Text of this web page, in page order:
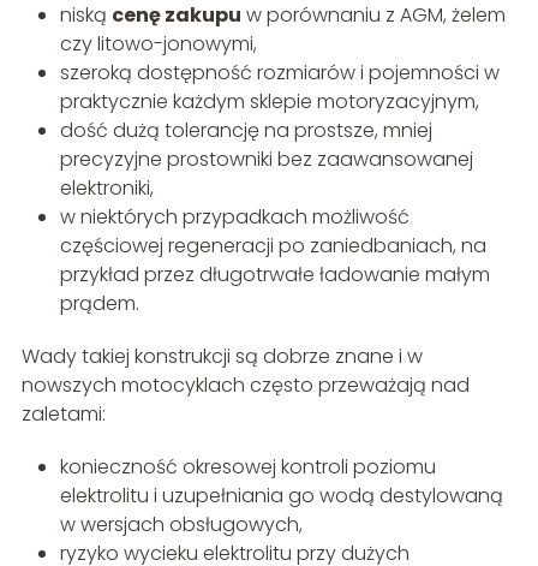
niską cenę zakupu w porównaniu z AGM, żelem
czy litowo-jonowymi,
szeroką dostępność rozmiarów i pojemności w
praktycznie każdym sklepie motoryzacyjnym,
dość dużą tolerancję na prostsze, mniej
precyzyjne prostowniki bez zaawansowanej
elektroniki,
w niektórych przypadkach możliwość
częściowej regeneracji po zaniedbaniach, na
przykład przez długotrwałe ładowanie małym
prądem.
Wady takiej konstrukcji są dobrze znane i w
nowszych motocyklach często przeważają nad
zaletami:
konieczność okresowej kontroli poziomu
elektrolitu i uzupełniania go wodą destylowaną
w wersjach obsługowych,
ryzyko wycieku elektrolitu przy dużych